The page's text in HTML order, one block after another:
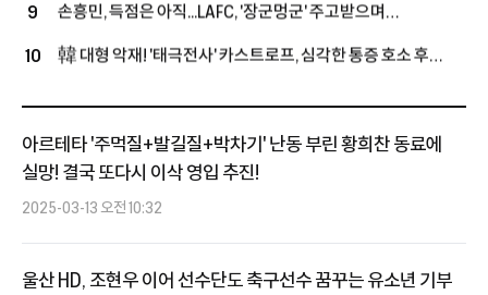
9
손흥민, 득점은 아직...LAFC, '장군멍군' 주고받으며
과달라하라와 1-1 팽팽 접전 (전반전 종료)
10
韓 대형 악재! '태극전사' 카스트로프, 심각한 통증 호소 후
아르테타 '주먹질+발길질+박차기' 난동 부린 황희찬 동료에
실망! 결국 또다시 이삭 영입 추진!
2025-03-13 오전 10:32
울산 HD, 조현우 이어 선수단도 축구선수 꿈꾸는 유소년 기부